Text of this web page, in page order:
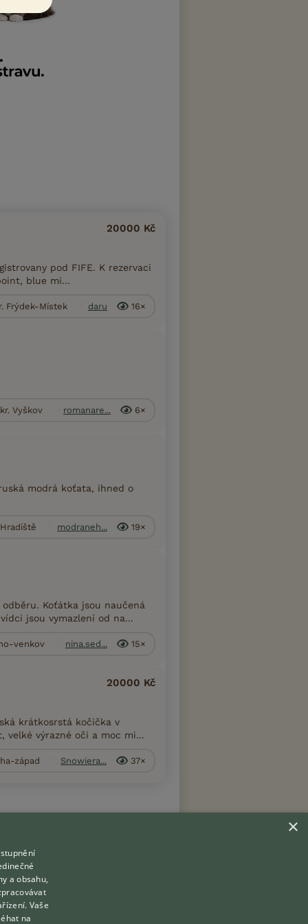
20000 Kč
pod FIFE. K rezervaci
blue mi...
Frýdek-Místek daru 16×
Vyškov romanare... 6×
modrá koťata, ihned o
modraneh... 19×
Koťátka jsou naučená
jsou vymazlení od na...
venkov nina.sed... 15×
20000 Kč
krátkosrstá kočička v
velké výrazné oči a moc mi...
západ Snowiera... 37×
×
a obsahu,
Vaše
na